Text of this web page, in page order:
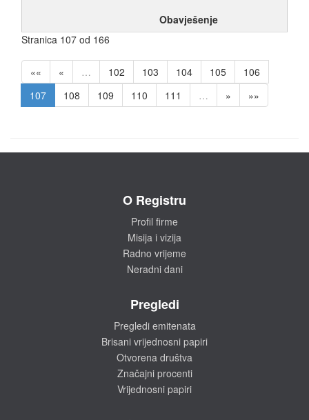
Obavješenje
Stranica 107 od 166
«« « … 102 103 104 105
106
107
108 109 110 111 … » »»
O Registru
Profil firme
Misija i vizija
Radno vrijeme
Neradni dani
Pregledi
Pregledi emitenata
Brisani vrijednosni papiri
Otvorena društva
Značajni procenti
Vrijednosni papiri